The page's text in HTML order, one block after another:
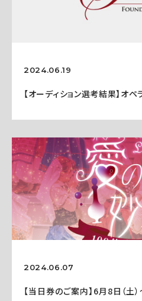
2024.06.19
【オーディション選考結果】オ
2024.06.07
【当日券のご案内】6月8日（土